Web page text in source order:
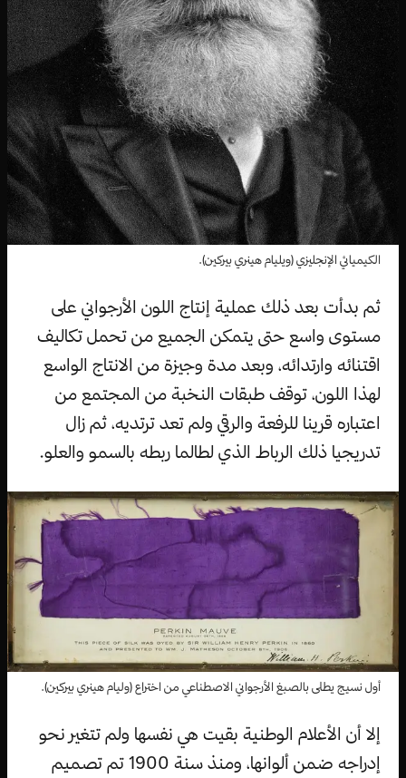
الكيميائي الإنجليزي (ويليام هينري بيركين).
ثم بدأت بعد ذلك عملية إنتاج اللون الأرجواني على
مستوى واسع حتى يتمكن الجميع من تحمل تكاليف
اقتنائه وارتدائه، وبعد مدة وجيزة من الانتاج الواسع
لهذا اللون، توقف طبقات النخبة من المجتمع من
اعتباره قرينا للرفعة والرقي ولم تعد ترتديه، ثم زال
تدريجيا ذلك الرباط الذي لطالما ربطه بالسمو والعلو.
أول نسيج يطلى بالصبغ الأرجواني الاصطناعي من اختراع (وليام هينري بيركين).
إلا أن الأعلام الوطنية بقيت هي نفسها ولم تتغير نحو
إدراجه ضمن ألوانها، ومنذ سنة 1900 تم تصميم